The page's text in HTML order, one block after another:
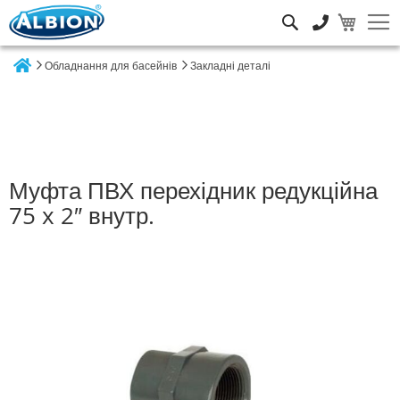
Обладнання для басейнів Закладні деталі
Муфта ПВХ перехідник редукційна
75 x 2″ внутр.